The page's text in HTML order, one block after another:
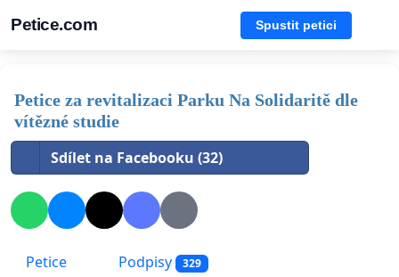
Petice.com Spustit petici
Petice za revitalizaci Parku Na Solidaritě dle
vítězné studie
Sdílet na Facebooku (32)
Petice Podpisy 329